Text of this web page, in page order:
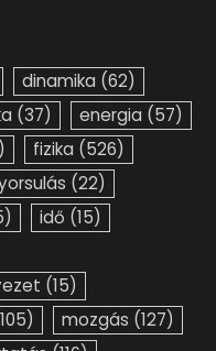
dinamika (62)
(37) energia (57)
fizika (526)
(22)
idő (15)
(15)
mozgás (127)